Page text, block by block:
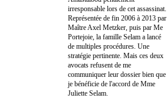
irresponsable lors de cet assassinat.
Représentée de fin 2006 à 2013 par
Maître Axel Metzker, puis par Me
Portejoie, la famille Selam a lancé
de multiples procédures. Une
stratégie pertinente. Mais ces deux
avocats refusent de me
communiquer leur dossier bien que
je bénéficie de l'accord de Mme
Juliette Selam.